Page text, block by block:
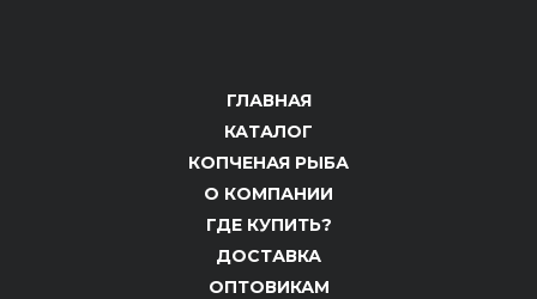
ГЛАВНАЯ
КАТАЛОГ
КОПЧЕНАЯ РЫБА
О КОМПАНИИ
ГДЕ КУПИТЬ?
ДОСТАВКА
ОПТОВИКАМ